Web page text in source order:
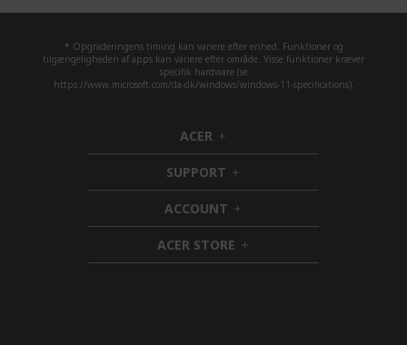
* Opgraderingens timing kan variere efter enhed. Funktioner og
tilgængeligheden af apps kan variere efter område. Visse funktioner kræver
specifik hardware (se
https://www.microsoft.com/da-dk/windows/windows-11-specifications).
ACER h
i
d
d
e
n
SUPPORT h
i
d
e
n
ACCOUNT h
i
d
d
ACER STORE h
i